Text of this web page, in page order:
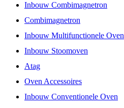
Inbouw Combimagnetron
Combimagnetron
Inbouw Multifunctionele Oven
Inbouw Stoomoven
Atag
Oven Accessoires
Inbouw Conventionele Oven